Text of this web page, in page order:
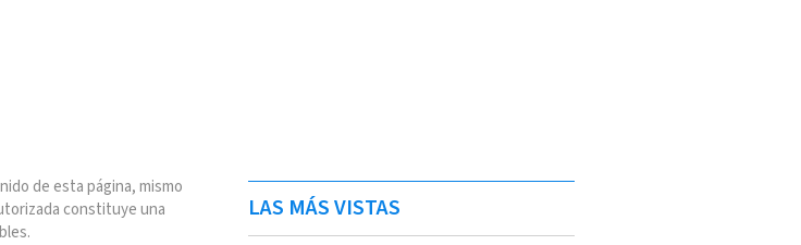
de esta página, mismo
constituye una
LAS MÁS VISTAS